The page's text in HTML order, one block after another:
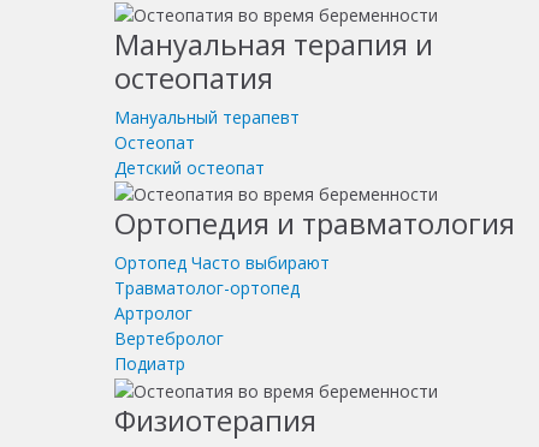
Мануальная терапия и
остеопатия
Мануальный терапевт
Остеопат
Детский остеопат
Ортопедия и травматология
Ортопед Часто выбирают
Травматолог-ортопед
Артролог
Вертебролог
Подиатр
Физиотерапия